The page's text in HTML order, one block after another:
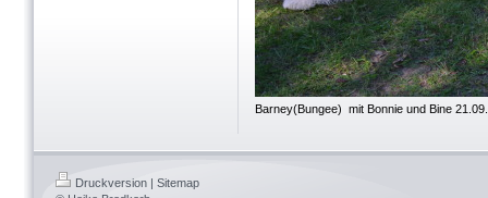
Barney(Bungee) mit Bonnie und Bine
Druckversion | Sitemap